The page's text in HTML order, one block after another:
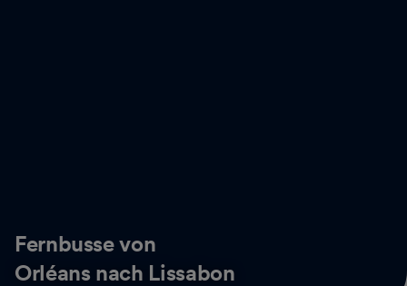
Fernbusse von
Orléans nach Lissabon